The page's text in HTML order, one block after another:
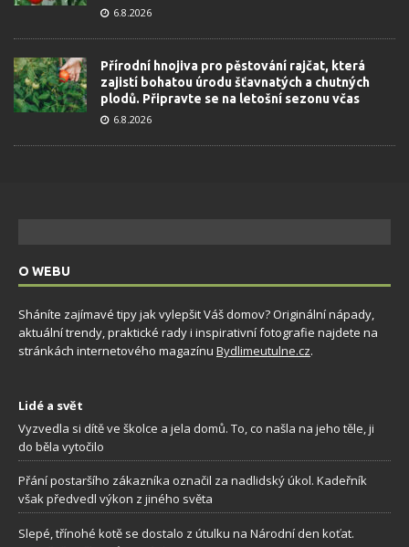
6.8.2026
Přírodní hnojiva pro pěstování rajčat, která
zajistí bohatou úrodu šťavnatých a chutných
plodů. Připravte se na letošní sezonu včas
6.8.2026
O WEBU
Sháníte zajímavé tipy jak vylepšit Váš domov? Originální nápady,
aktuální trendy, praktické rady i inspirativní fotografie najdete na
stránkách internetového magazínu Bydlimeutulne.cz.
Lidé a svět
Vyzvedla si dítě ve školce a jela domů. To, co našla na jeho těle, ji
do běla vytočilo
Přání postaršího zákazníka označil za nadlidský úkol. Kadeřník
však předvedl výkon z jiného světa
Slepé, třínohé kotě se dostalo z útulku na Národní den koťat.